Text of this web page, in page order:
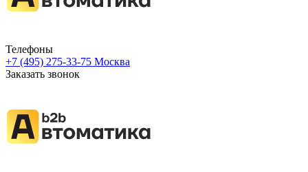
Телефоны
+7 (495) 275-33-75 Москва
Заказать звонок